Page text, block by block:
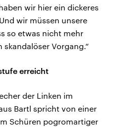
wir hier ein dickeres
wir müssen unsere
so etwas nicht mehr
skandalöser Vorgang.“
erreicht
der Linken im
Bartl spricht von einer
Schüren pogromartiger